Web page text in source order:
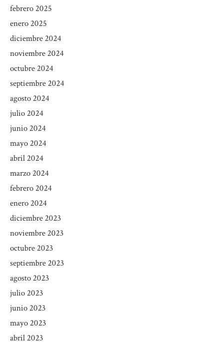
febrero 2025
enero 2025
diciembre 2024
noviembre 2024
octubre 2024
septiembre 2024
agosto 2024
julio 2024
junio 2024
mayo 2024
abril 2024
marzo 2024
febrero 2024
enero 2024
diciembre 2023
noviembre 2023
octubre 2023
septiembre 2023
agosto 2023
julio 2023
junio 2023
mayo 2023
abril 2023